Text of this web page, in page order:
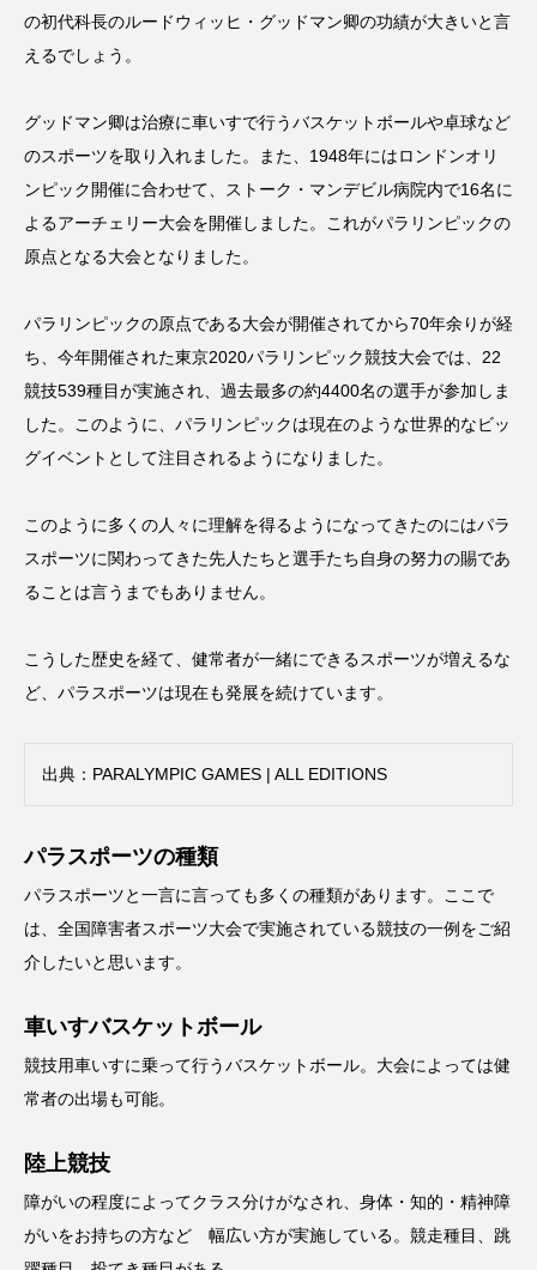
の初代科長のルードウィッヒ・グッドマン卿の功績が大きいと言
えるでしょう。
グッドマン卿は治療に車いすで行うバスケットボールや卓球など
のスポーツを取り入れました。また、1948年にはロンドンオリ
ンピック開催に合わせて、ストーク・マンデビル病院内で16名に
よるアーチェリー大会を開催しました。これがパラリンピックの
原点となる大会となりました。
パラリンピックの原点である大会が開催されてから70年余りが経
ち、今年開催された東京2020パラリンピック競技大会では、22
競技539種目が実施され、過去最多の約4400名の選手が参加しま
した。このように、パラリンピックは現在のような世界的なビッ
グイベントとして注目されるようになりました。
このように多くの人々に理解を得るようになってきたのにはパラ
スポーツに関わってきた先人たちと選手たち自身の努力の賜であ
ることは言うまでもありません。
こうした歴史を経て、健常者が一緒にできるスポーツが増えるな
ど、パラスポーツは現在も発展を続けています。
出典： PARALYMPIC GAMES | ALL EDITIONS
パラスポーツの種類
パラスポーツと一言に言っても多くの種類があります。ここで
は、全国障害者スポーツ大会で実施されている競技の一例をご紹
介したいと思います。
車いすバスケットボール
競技用車いすに乗って行うバスケットボール。大会によっては健
常者の出場も可能。
陸上競技
障がいの程度によってクラス分けがなされ、身体・知的・精神障
がいをお持ちの方など 幅広い方が実施している。競走種目、跳